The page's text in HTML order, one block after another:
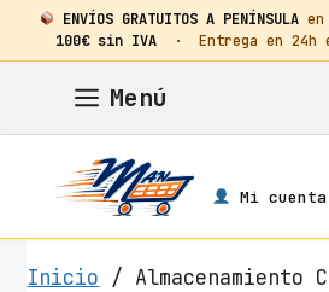
ENVÍOS GRATUITOS A PENÍNSULA
100€ sin IVA· Entrega en 24h
contenido
Menú
Mi cuenta
Inicio / Almacenamiento